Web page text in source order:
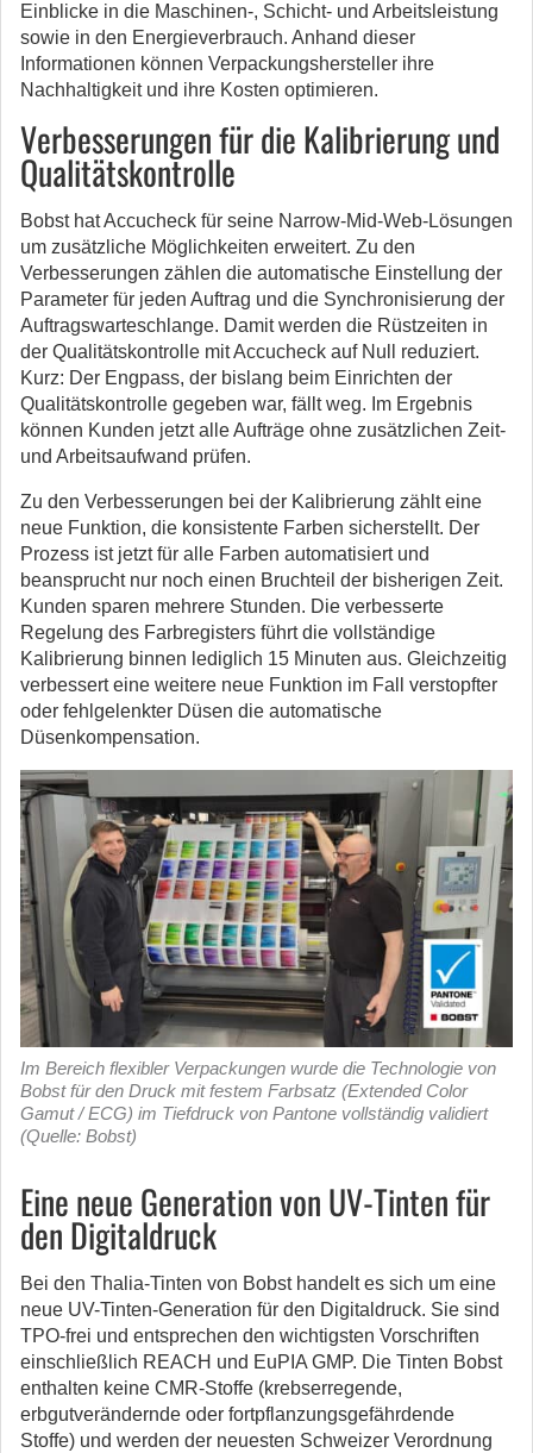
Einblicke in die Maschinen-, Schicht- und Arbeitsleistung
sowie in den Energieverbrauch. Anhand dieser
Informationen können Verpackungshersteller ihre
Nachhaltigkeit und ihre Kosten optimieren.
Verbesserungen für die Kalibrierung und
Qualitätskontrolle
Bobst hat Accucheck für seine Narrow-Mid-Web-Lösungen
um zusätzliche Möglichkeiten erweitert. Zu den
Verbesserungen zählen die automatische Einstellung der
Parameter für jeden Auftrag und die Synchronisierung der
Auftragswarteschlange. Damit werden die Rüstzeiten in
der Qualitätskontrolle mit Accucheck auf Null reduziert.
Kurz: Der Engpass, der bislang beim Einrichten der
Qualitätskontrolle gegeben war, fällt weg. Im Ergebnis
können Kunden jetzt alle Aufträge ohne zusätzlichen Zeit-
und Arbeitsaufwand prüfen.
Zu den Verbesserungen bei der Kalibrierung zählt eine
neue Funktion, die konsistente Farben sicherstellt. Der
Prozess ist jetzt für alle Farben automatisiert und
beansprucht nur noch einen Bruchteil der bisherigen Zeit.
Kunden sparen mehrere Stunden. Die verbesserte
Regelung des Farbregisters führt die vollständige
Kalibrierung binnen lediglich 15 Minuten aus. Gleichzeitig
verbessert eine weitere neue Funktion im Fall verstopfter
oder fehlgelenkter Düsen die automatische
Düsenkompensation.
Im Bereich flexibler Verpackungen wurde die Technologie von
Bobst für den Druck mit festem Farbsatz (Extended Color
Gamut / ECG) im Tiefdruck von Pantone vollständig validiert
(Quelle: Bobst)
Eine neue Generation von UV-Tinten für
den Digitaldruck
Bei den Thalia-Tinten von Bobst handelt es sich um eine
neue UV-Tinten-Generation für den Digitaldruck. Sie sind
TPO-frei und entsprechen den wichtigsten Vorschriften
einschließlich REACH und EuPIA GMP. Die Tinten Bobst
enthalten keine CMR-Stoffe (krebserregende,
erbgutverändernde oder fortpflanzungsgefährdende
Stoffe) und werden der neuesten Schweizer Verordnung